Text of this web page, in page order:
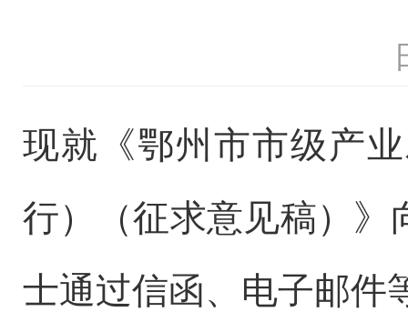
现就 《鄂州市市级产
行）（征求意见稿）》
士通过信函、电子邮件